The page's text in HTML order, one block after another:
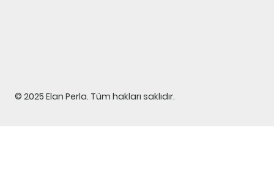
© 2025 Elan Perla. Tüm hakları saklıdır.